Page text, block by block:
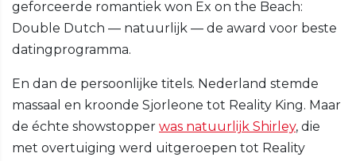
geforceerde romantiek won Ex on the Beach:
Double Dutch — natuurlijk — de award voor beste
datingprogramma.
En dan de persoonlijke titels. Nederland stemde
massaal en kroonde Sjorleone tot Reality King. Maar
de échte showstopper was natuurlijk Shirley, die
met overtuiging werd uitgeroepen tot Reality